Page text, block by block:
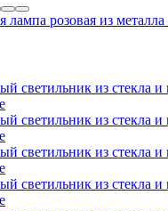
лампа розовая из